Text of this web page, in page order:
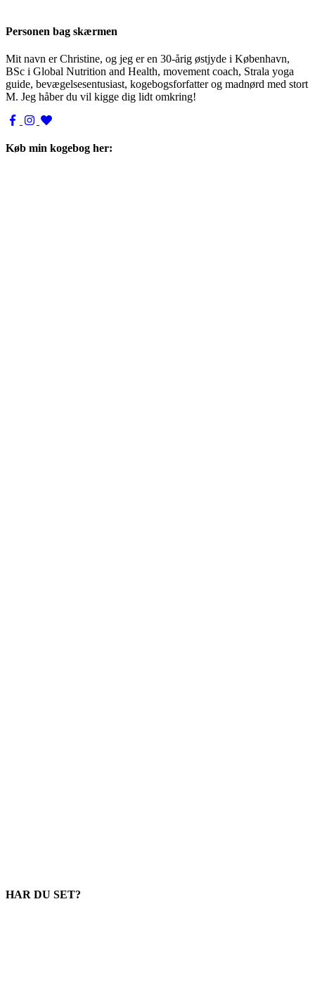
Personen bag skærmen
Mit navn er Christine, og jeg er en 30-årig østjyde i København,
BSc i Global Nutrition and Health, movement coach, Strala yoga
guide, bevægelsesentusiast, kogebogsforfatter og madnørd med stort
M. Jeg håber du vil kigge dig lidt omkring!
Køb min kogebog her:
HAR DU SET?